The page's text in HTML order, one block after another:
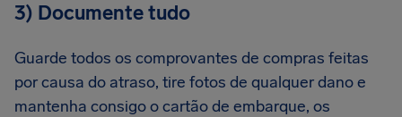
3) Documente tudo
Guarde todos os comprovantes de compras feitas
por causa do atraso, tire fotos de qualquer dano e
mantenha consigo o cartão de embarque, os